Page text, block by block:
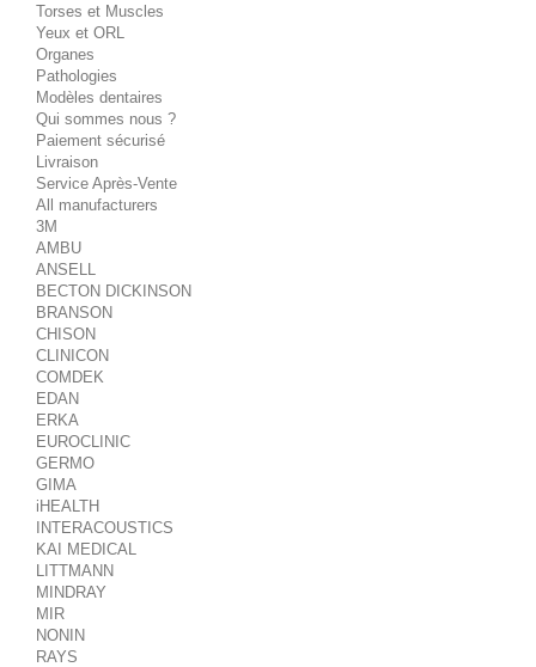
Torses et Muscles
Yeux et ORL
Organes
Pathologies
Modèles dentaires
Qui sommes nous ?
Paiement sécurisé
Livraison
Service Après-Vente
All manufacturers
3M
AMBU
ANSELL
BECTON DICKINSON
BRANSON
CHISON
CLINICON
COMDEK
EDAN
ERKA
EUROCLINIC
GERMO
GIMA
iHEALTH
INTERACOUSTICS
KAI MEDICAL
LITTMANN
MINDRAY
MIR
NONIN
RAYS